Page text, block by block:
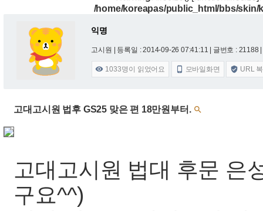
/home/koreapas/public_html/bbs/
익명
고시원 | 등록일 : 2014-09-26 07:41:11 | 글번호 : 21188
 1033명이 읽었어요  모바일화면  URL
고대고시원 법후 GS25 맞은 편 18만원부터. 
고대고시원 법대 후문 은
구요^^)